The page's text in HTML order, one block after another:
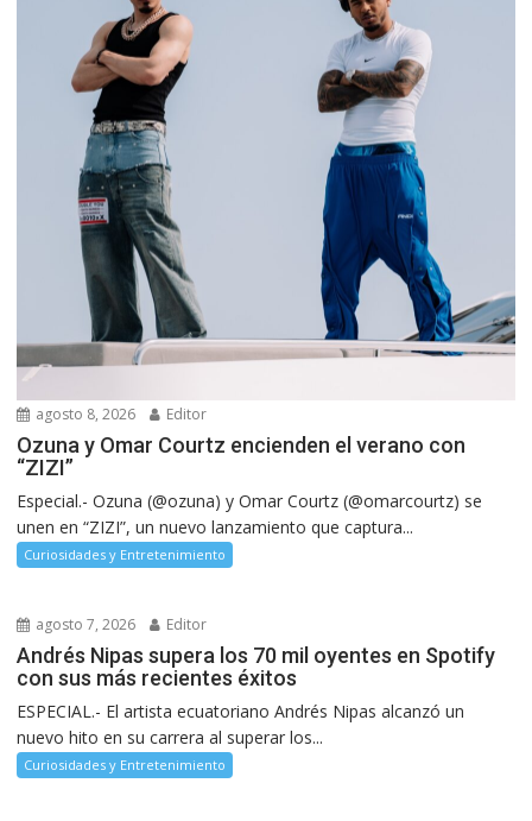
agosto 8, 2026 Editor
Ozuna y Omar Courtz encienden el verano con
“ZIZI”
Especial.- Ozuna (@ozuna) y Omar Courtz (@omarcourtz) se
unen en “ZIZI”, un nuevo lanzamiento que captura...
Curiosidades y Entretenimiento
agosto 7, 2026 Editor
Andrés Nipas supera los 70 mil oyentes en Spotify
con sus más recientes éxitos
ESPECIAL.- El artista ecuatoriano Andrés Nipas alcanzó un
nuevo hito en su carrera al superar los...
Curiosidades y Entretenimiento